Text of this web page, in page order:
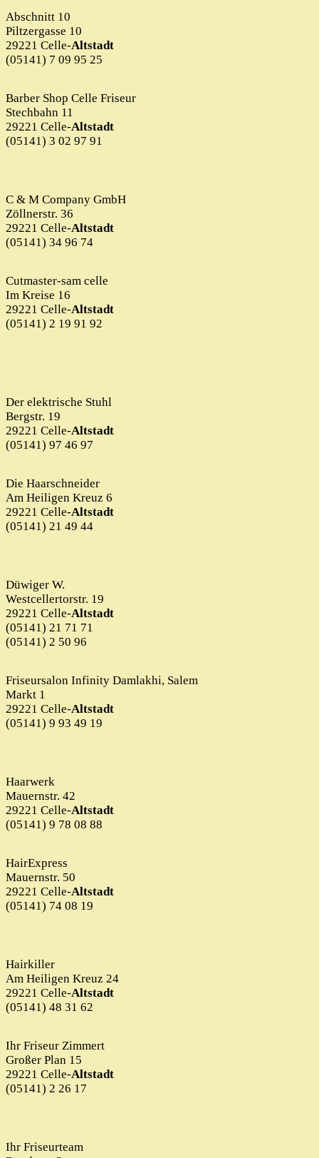
Abschnitt 10
Piltzergasse 10
29221 Celle-Altstadt
(05141) 7 09 95 25
Barber Shop Celle Friseur
Stechbahn 11
29221 Celle-Altstadt
(05141) 3 02 97 91
C & M Company GmbH
Zöllnerstr. 36
29221 Celle-Altstadt
(05141) 34 96 74
Cutmaster-sam celle
Im Kreise 16
29221 Celle-Altstadt
(05141) 2 19 91 92
Der elektrische Stuhl
Bergstr. 19
29221 Celle-Altstadt
(05141) 97 46 97
Die Haarschneider
Am Heiligen Kreuz 6
29221 Celle-Altstadt
(05141) 21 49 44
Düwiger W.
Westcellertorstr. 19
29221 Celle-Altstadt
(05141) 21 71 71
(05141) 2 50 96
Friseursalon Infinity Damlakhi, Salem
Markt 1
29221 Celle-Altstadt
(05141) 9 93 49 19
Haarwerk
Mauernstr. 42
29221 Celle-Altstadt
(05141) 9 78 08 88
HairExpress
Mauernstr. 50
29221 Celle-Altstadt
(05141) 74 08 19
Hairkiller
Am Heiligen Kreuz 24
29221 Celle-Altstadt
(05141) 48 31 62
Ihr Friseur Zimmert
Großer Plan 15
29221 Celle-Altstadt
(05141) 2 26 17
Ihr Friseurteam